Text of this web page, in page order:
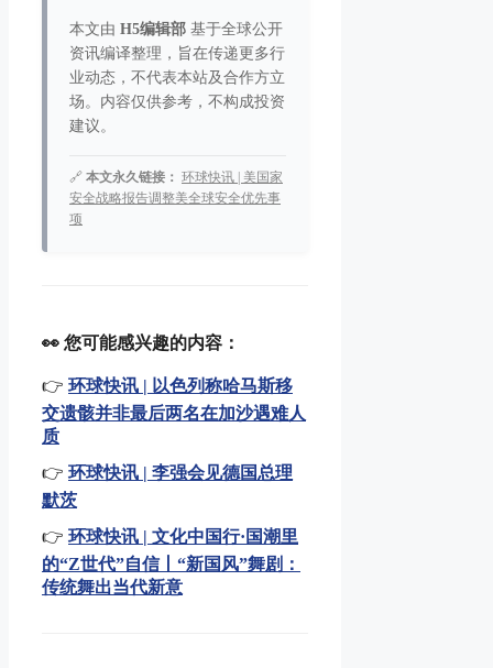
本文由 H5编辑部 基于全球公开
资讯编译整理，旨在传递更多行
业动态，不代表本站及合作方立
场。内容仅供参考，不构成投资
建议。
🔗 本文永久链接： 环球快讯 | 美国家
安全战略报告调整美全球安全优先事
项
👀 您可能感兴趣的内容：
👉 环球快讯 | 以色列称哈马斯移
交遗骸并非最后两名在加沙遇难人
质
👉 环球快讯 | 李强会见德国总理
默茨
👉 环球快讯 | 文化中国行·国潮里
的“Z世代”自信丨“新国风”舞剧：
传统舞出当代新意